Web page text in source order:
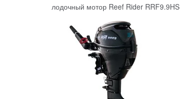
лодочный мотор Reef Rider RRF9.9HS